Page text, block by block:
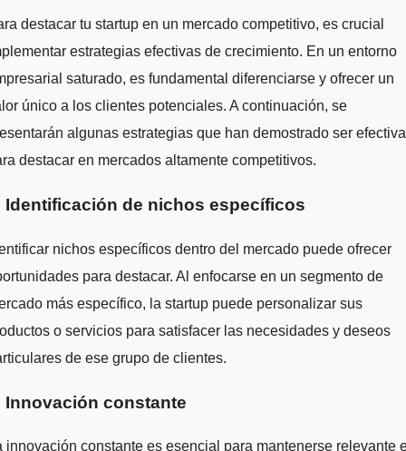
estrategias efectivas de crecimiento. En un entorno
saturado, es fundamental diferenciarse y ofrecer un
único a los clientes potenciales. A continuación, se
algunas estrategias que han demostrado ser
destacar en mercados altamente competitivos.
Identificación de nichos específicos
nichos específicos dentro del mercado puede ofrecer
para destacar. Al enfocarse en un segmento de
más específico, la startup puede personalizar sus
o servicios para satisfacer las necesidades y deseos
de ese grupo de clientes.
Innovación constante
innovación constante es esencial para mantenerse relevante